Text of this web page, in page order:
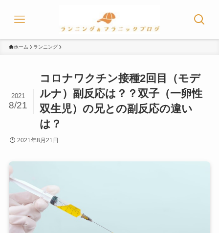
ホーム ランニング
コロナワクチン接種2回目（モデ
ルナ）副反応は？？双子（一卵性
双生児）の兄との副反応の違い
は？
2021
8/21
2021年8月21日